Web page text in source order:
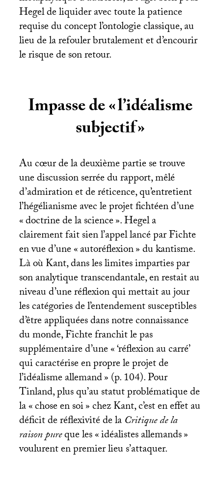
Hegel de liquider avec toute la patience
requise du concept l’ontologie classique, au
lieu de la refouler brutalement et d’encourir
le risque de son retour.
Impasse de «l’idéalisme
subjectif»
Au cœur de la deuxième partie se trouve
une discussion serrée du rapport, mêlé
d’admiration et de réticence, qu’entretient
l’hégélianisme avec le projet fichtéen d’une
«doctrine de la science». Hegel a
clairement fait sien l’appel lancé par Fichte
en vue d’une «autoréflexion» du kantisme.
Là où Kant, dans les limites imparties par
son analytique transcendantale, en restait au
niveau d’une réflexion qui mettait au jour
les catégories de l’entendement susceptibles
d’être appliquées dans notre connaissance
du monde, Fichte franchit le pas
supplémentaire d’une «‘réflexion au carré’
qui caractérise en propre le projet de
l’idéalisme allemand» (p. 104). Pour
Tinland, plus qu’au statut problématique de
la «chose en soi» chez Kant, c’est en effet au
déficit de réflexivité de laCritique de la
raison pureque les «idéalistes allemands»
voulurent en premier lieu s’attaquer.